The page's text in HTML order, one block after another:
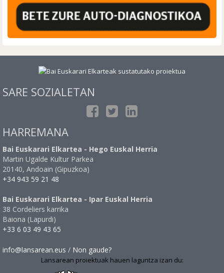
SARE SOZIALETAN
HARREMANA
Bai Euskarari Elkartea - Hego Euskal Herria
Martin Ugalde Kultur Parkea
20140, Andoain (Gipuzkoa)
+34 943 59 21 48
Bai Euskarari Elkartea - Ipar Euskal Herria
38 Cordeliers karrika
Baiona (Lapurdi)
+33 6 03 49 43 65
info@lansarean.eus / Non gaude?
Lansarean proiektuak hauen laguntza izan du: